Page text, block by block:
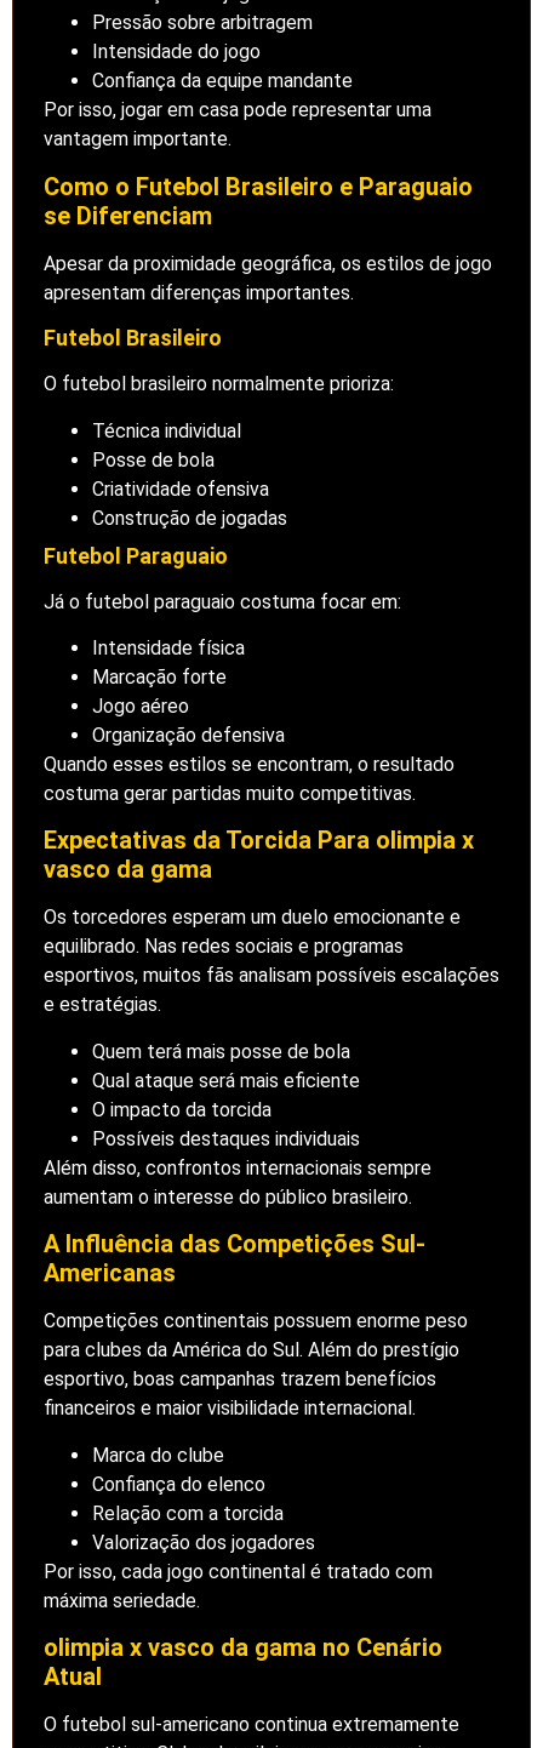
Pressão sobre arbitragem
Intensidade do jogo
Confiança da equipe mandante
Por isso, jogar em casa pode representar uma
vantagem importante.
Como o Futebol Brasileiro e Paraguaio
se Diferenciam
Apesar da proximidade geográfica, os estilos de jogo
apresentam diferenças importantes.
Futebol Brasileiro
O futebol brasileiro normalmente prioriza:
Técnica individual
Posse de bola
Criatividade ofensiva
Construção de jogadas
Futebol Paraguaio
Já o futebol paraguaio costuma focar em:
Intensidade física
Marcação forte
Jogo aéreo
Organização defensiva
Quando esses estilos se encontram, o resultado
costuma gerar partidas muito competitivas.
Expectativas da Torcida Para olimpia x
vasco da gama
Os torcedores esperam um duelo emocionante e
equilibrado. Nas redes sociais e programas
esportivos, muitos fãs analisam possíveis escalações
e estratégias.
Quem terá mais posse de bola
Qual ataque será mais eficiente
O impacto da torcida
Possíveis destaques individuais
Além disso, confrontos internacionais sempre
aumentam o interesse do público brasileiro.
A Influência das Competições Sul-
Americanas
Competições continentais possuem enorme peso
para clubes da América do Sul. Além do prestígio
esportivo, boas campanhas trazem benefícios
financeiros e maior visibilidade internacional.
Marca do clube
Confiança do elenco
Relação com a torcida
Valorização dos jogadores
Por isso, cada jogo continental é tratado com
máxima seriedade.
olimpia x vasco da gama no Cenário
Atual
O futebol sul-americano continua extremamente